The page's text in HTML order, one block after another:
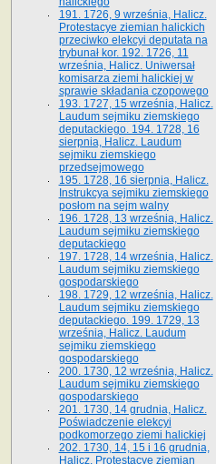
191. 1726, 9 września, Halicz.
Protestacye ziemian halickich
przeciwko elekcyi deputata na
trybunał kor. 192. 1726, 11
września, Halicz. Uniwersał
komisarza ziemi halickiej w
sprawie składania czopowego
193. 1727, 15 września, Halicz.
Laudum sejmiku ziemskiego
deputackiego. 194. 1728, 16
sierpnia, Halicz. Laudum
sejmiku ziemskiego
przedsejmowego
195. 1728, 16 sierpnia, Halicz.
Instrukcya sejmiku ziemskiego
posłom na sejm walny
196. 1728, 13 września, Halicz.
Laudum sejmiku ziemskiego
deputackiego
197. 1728, 14 września, Halicz.
Laudum sejmiku ziemskiego
gospodarskiego
198. 1729, 12 września, Halicz.
Laudum sejmiku ziemskiego
deputackiego. 199. 1729, 13
września, Halicz. Laudum
sejmiku ziemskiego
gospodarskiego
200. 1730, 12 września, Halicz.
Laudum sejmiku ziemskiego
gospodarskiego
201. 1730, 14 grudnia, Halicz.
Poświadczenie elekcyi
podkomorzego ziemi halickiej
202. 1730, 14, 15 i 16 grudnia,
Halicz. Protestacye ziemian